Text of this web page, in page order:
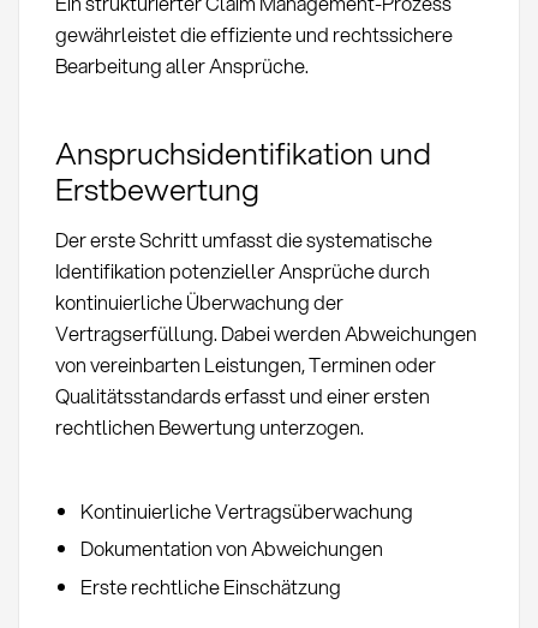
gewährleistet die effiziente und rechtssichere
Bearbeitung aller Ansprüche.
Anspruchsidentifikation und
Erstbewertung
Der erste Schritt umfasst die systematische
Identifikation potenzieller Ansprüche durch
kontinuierliche Überwachung der
Vertragserfüllung. Dabei werden Abweichungen
von vereinbarten Leistungen, Terminen oder
Qualitätsstandards erfasst und einer ersten
rechtlichen Bewertung unterzogen.
Kontinuierliche Vertragsüberwachung
Dokumentation von Abweichungen
Erste rechtliche Einschätzung